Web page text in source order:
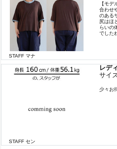
STAFF マナ
【モ
合わせ
のある
尻はほ
らいの
でした
レデ
サイ
STAFF セン
少々お